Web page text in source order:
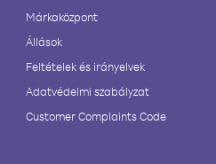
Márkaközpont
Állások
Feltételek és irányelvek
Adatvédelmi szabályzat
Customer Complaints Code